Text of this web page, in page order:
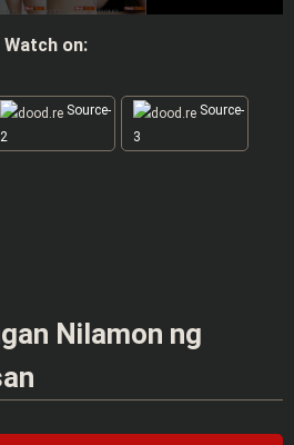
Watch on:
Source-
2
Source-
3
Nilamon ng